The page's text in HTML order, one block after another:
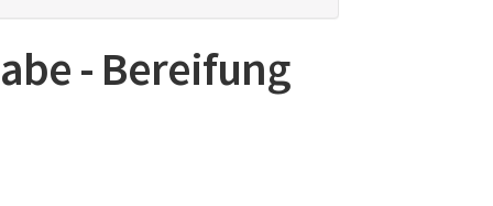
- Bereifung